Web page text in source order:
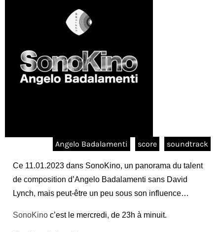
Angelo Badalamenti score soundtrack
Ce 11.01.2023 dans SonoKino, un panorama du talent
de composition d’Angelo Badalamenti sans David
Lynch, mais peut-être un peu sous son influence…
SonoKino c’est le mercredi, de 23h à minuit.